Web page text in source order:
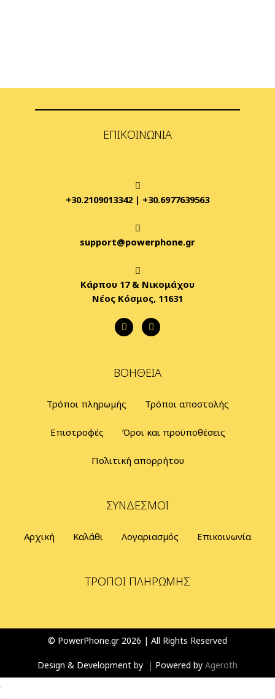
ΕΠΙΚΟΙΝΩΝΊΑ
+30.2109013342 | +30.6977639563
support@powerphone.gr
Κάρπου 17 & Νικομάχου
Νέος Κόσμος, 11631
ΒΟΉΘΕΙΑ
Τρόποι πληρωμής Τρόποι αποστολής
Επιστροφές Όροι και προϋποθέσεις
Πολιτική απορρήτου
ΣΎΝΔΕΣΜΟΙ
Αρχική Καλάθι Λογαριασμός Επικοινωνία
ΤΡΌΠΟΙ ΠΛΗΡΩΜΉΣ
© PowerPhone.gr 2026 | All Rights Reserved
Design & Development by | Powered by Ageroth